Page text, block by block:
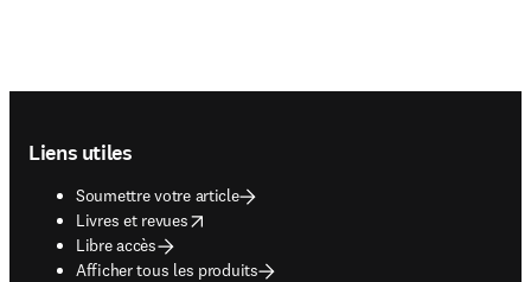
Liens utiles
Soumettre votre article
Livres et revues
opens in new tab/window
Libre accès
Afficher tous les produits